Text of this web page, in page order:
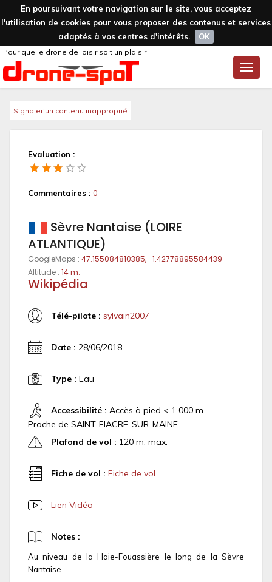
En poursuivant votre navigation sur le site, vous acceptez
l'utilisation de cookies pour vous proposer des contenus et services
adaptés à vos centres d'intérêts.
OK
Toggle
Pour que le drone de loisir soit un plaisir !
Signaler un contenu inapproprié
Evaluation :
Commentaires : 0
Sèvre Nantaise (LOIRE
ATLANTIQUE)
GoogleMaps : 47.155084810385, -1.42778895584439 -
Altitude : 14 m.
Wikipédia
Télé-pilote : sylvain2007
Date : 28/06/2018
Type : Eau
Accessibilité : Accès à pied < 1 000 m.
Proche de SAINT-FIACRE-SUR-MAINE
Plafond de vol : 120 m. max.
Fiche de vol : Fiche de vol
Lien Vidéo
Notes :
Au niveau de la Haie-Fouassière le long de la Sèvre
Nantaise